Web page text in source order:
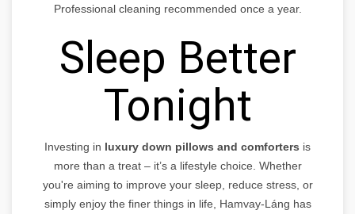
Professional cleaning recommended once a year.
Sleep Better
Tonight
Investing in luxury down pillows and comforters is
more than a treat – it’s a lifestyle choice. Whether
you're aiming to improve your sleep, reduce stress, or
simply enjoy the finer things in life, Hamvay-Láng has